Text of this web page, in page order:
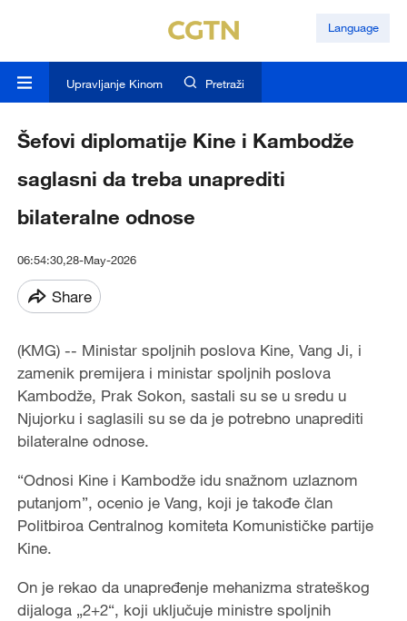
Language
Upravljanje Kinom Pretraži
Šefovi diplomatije Kine i Kambodže
saglasni da treba unaprediti
bilateralne odnose
06:54:30,28-May-2026
Share
(KMG) -- Ministar spoljnih poslova Kine, Vang Ji, i
zamenik premijera i ministar spoljnih poslova
Kambodže, Prak Sokon, sastali su se u sredu u
Njujorku i saglasili su se da je potrebno unaprediti
bilateralne odnose.
“Odnosi Kine i Kambodže idu snažnom uzlaznom
putanjom”, ocenio je Vang, koji je takođe član
Politbiroa Centralnog komiteta Komunističke partije
Kine.
On je rekao da unapređenje mehanizma strateškog
dijaloga „2+2“, koji uključuje ministre spoljnih